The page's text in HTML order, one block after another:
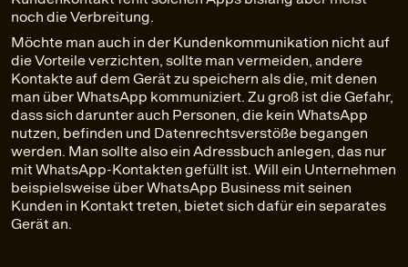
noch die Verbreitung.
Möchte man auch in der Kundenkommunikation nicht auf
die Vorteile verzichten, sollte man vermeiden, andere
Kontakte auf dem Gerät zu speichern als die, mit denen
man über WhatsApp kommuniziert. Zu groß ist die Gefahr,
dass sich darunter auch Personen, die kein WhatsApp
nutzen, befinden und Datenrechtsverstöße begangen
werden. Man sollte also ein Adressbuch anlegen, das nur
mit WhatsApp-Kontakten gefüllt ist. Will ein Unternehmen
beispielsweise über WhatsApp Business mit seinen
Kunden in Kontakt treten, bietet sich dafür ein separates
Gerät an.